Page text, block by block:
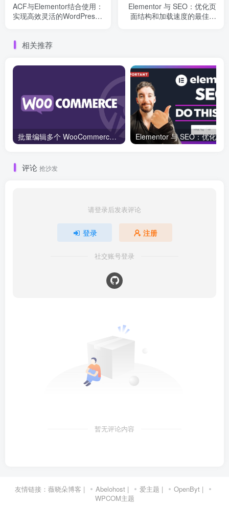
ACF与Elementor结合使用：
实现高效灵活的WordPress
Elementor 与 SEO：优化页
面结构和加载速度的最佳实
相关推荐
批量编辑多个 WooCommerce 产品变体价格的 2 个方法？
评论 抢沙发
请登录后发表评论
登录 注册
社交账号登录
暂无评论内容
友情链接： 薇晓朵博客 | Abelohost | 爱主题 | OpenByt |
WPCOM主题